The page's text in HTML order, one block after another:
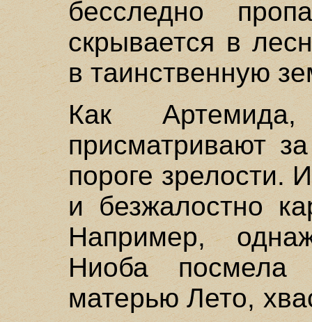
бесследно
скрывается в
в таинственную
Как
присматривают
пороге зрелости.
и безжалостно
Например,
Ниоба посмела
матерью Лето,